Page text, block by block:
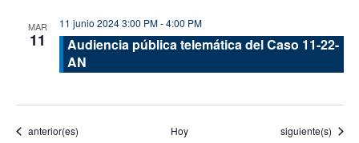
MAR
11
11 junio 2024 3:00 PM-4:00 PM
Audiencia pública telemática del Caso 11-22-
AN
Eventos
anterior(es) Hoy Eventos
siguiente(s)